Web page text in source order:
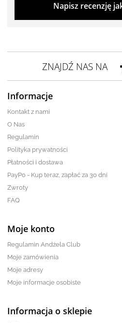
Napisz recenzję
ZNAJDŹ NAS NA
Informacje
Kontakt z nami
O Nas
Regulamin
Polityka prywatności
Płatności i dostawa
PayPo - Kup teraz, zapłać za 30 dni
Zwroty
FAQ
Moje konto
Regulamin Andżela Club
Moje zamówienia
Moje adresy
Moje informacje osobiste
Informacja o sklepie